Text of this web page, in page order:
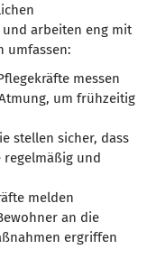
arbeiten eng mit
umfassen:
messen
um frühzeitig
stellen sicher, dass
regelmäßig und
melden
an die
ergriffen